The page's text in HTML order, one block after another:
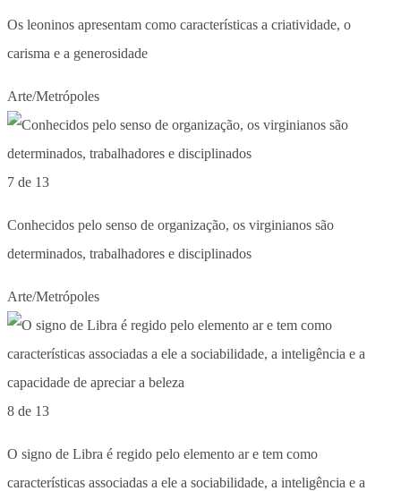
Os leoninos apresentam como características a criatividade, o
carisma e a generosidade
Arte/Metrópoles
7 de 13
Conhecidos pelo senso de organização, os virginianos são
determinados, trabalhadores e disciplinados
Arte/Metrópoles
8 de 13
O signo de Libra é regido pelo elemento ar e tem como
características associadas a ele a sociabilidade, a inteligência e a